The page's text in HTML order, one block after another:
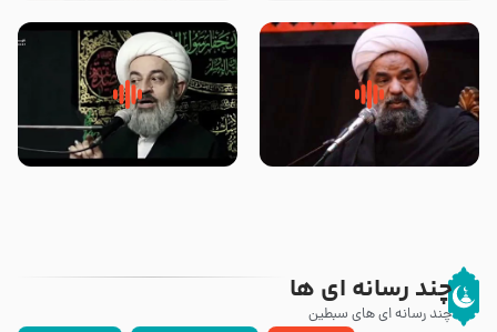
محدث زاده
سلام جوانی که امام حسین علیه
السلام خودش جوابش را دادند
زیارتی که اسباب رزق زیاد و عمر
طولانی است حجت السلام حسین
چند رسانه ای ها
چند رسانه ای های سبطین